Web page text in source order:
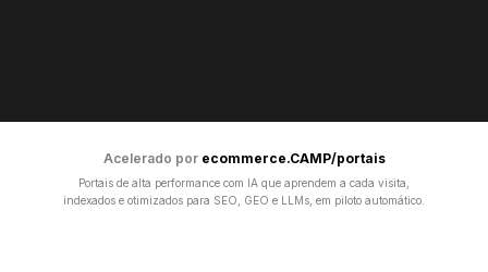
Acelerado por ecommerce.CAMP/portais
Portais de alta performance com IA que aprendem a cada visita,
indexados e otimizados para SEO, GEO e LLMs, em piloto automático.